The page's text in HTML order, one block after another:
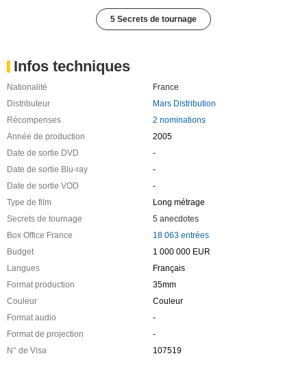
5 Secrets de tournage
Infos techniques
Nationalité
France
Distributeur
Mars Distribution
Récompenses
2 nominations
Année de production
2005
Date de sortie DVD
-
Date de sortie Blu-ray
-
Date de sortie VOD
-
Type de film
Long métrage
Secrets de tournage
5 anecdotes
Box Office France
18 063 entrées
Budget
1 000 000 EUR
Langues
Français
Format production
35mm
Couleur
Couleur
Format audio
-
Format de projection
-
N° de Visa
107519